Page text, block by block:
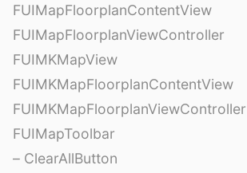
FUIMapFloorplanContentView
FUIMapFloorplanViewController
FUIMKMapView
FUIMKMapFloorplanContentView
FUIMKMapFloorplanViewController
FUIMapToolbar
– ClearAllButton